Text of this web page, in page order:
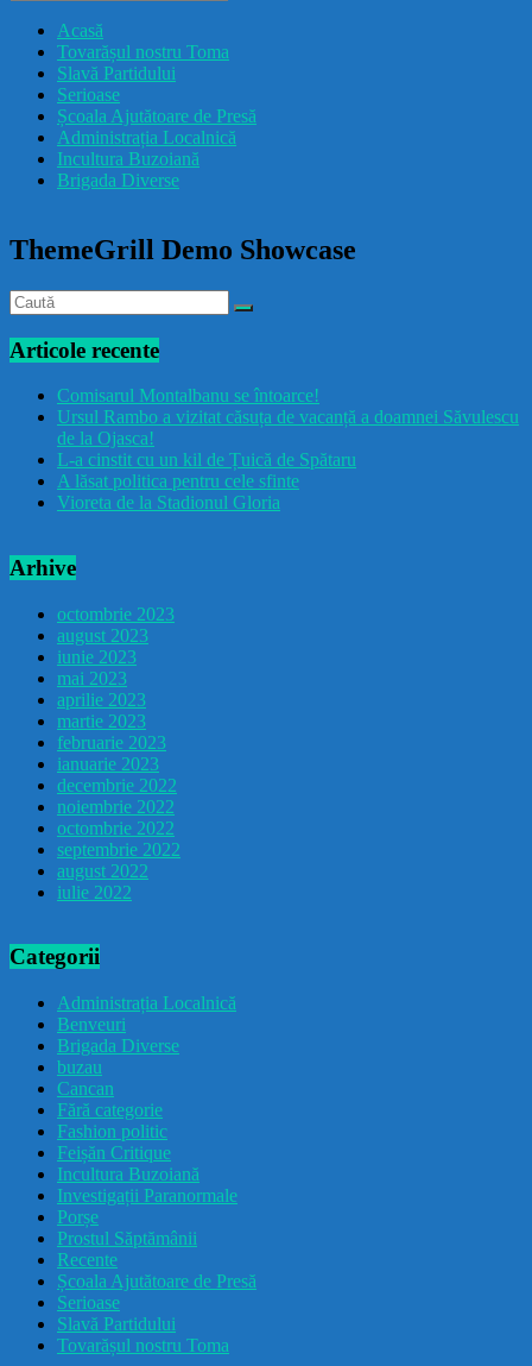
Acasă
Tovarășul nostru Toma
Slavă Partidului
Serioase
Școala Ajutătoare de Presă
Administrația Localnică
Incultura Buzoiană
Brigada Diverse
ThemeGrill Demo Showcase
Articole recente
Comisarul Montalbanu se întoarce!
Ursul Rambo a vizitat căsuța de vacanță a doamnei Săvulescu
de la Ojasca!
L-a cinstit cu un kil de Țuică de Spătaru
A lăsat politica pentru cele sfinte
Vioreta de la Stadionul Gloria
Arhive
octombrie 2023
august 2023
iunie 2023
mai 2023
aprilie 2023
martie 2023
februarie 2023
ianuarie 2023
decembrie 2022
noiembrie 2022
octombrie 2022
septembrie 2022
august 2022
iulie 2022
Categorii
Administrația Localnică
Benveuri
Brigada Diverse
buzau
Cancan
Fără categorie
Fashion politic
Feișăn Critique
Incultura Buzoiană
Investigații Paranormale
Porșe
Prostul Săptămânii
Recente
Școala Ajutătoare de Presă
Serioase
Slavă Partidului
Tovarășul nostru Toma